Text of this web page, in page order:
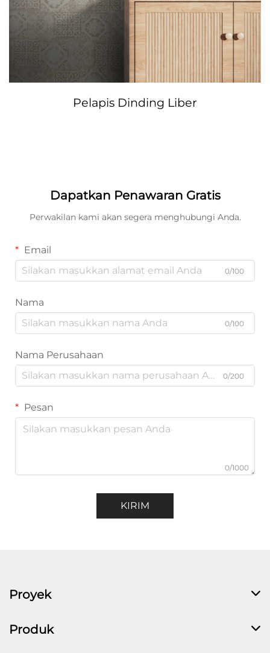
Pelapis Dinding Liber
Dapatkan Penawaran Gratis
Perwakilan kami akan segera menghubungi Anda.
Email
0/100
Nama
0/100
Nama Perusahaan
0/200
Pesan
0/1000
KIRIM
Proyek
Produk